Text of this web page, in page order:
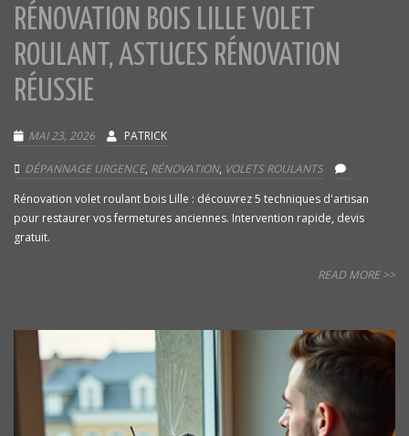
RÉNOVATION BOIS LILLE VOLET
ROULANT, ASTUCES RÉNOVATION
RÉUSSIE
MAI 23, 2026 PATRICK
DÉPANNAGE URGENCE, RÉNOVATION, VOLETS ROULANTS
Rénovation volet roulant bois Lille : découvrez 5 techniques d'artisan
pour restaurer vos fermetures anciennes. Intervention rapide, devis
gratuit.
READ MORE >>